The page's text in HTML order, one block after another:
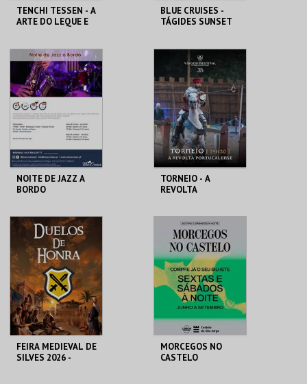
TENCHI TESSEN - A
ARTE DO LEQUE E
MUSEU DO ORIENTE.
MAIS INFO
INSCREVER
BLUE CRUISES -
TÁGIDES SUNSET
BLUE CRUISES
MAIS INFO
COMPRAR
NOITE DE JAZZ A
BORDO
BLUE CRUISES
MAIS INFO
COMPRAR
TORNEIO - A
REVOLTA
SANTA MARIA DA
FEIRA
MAIS INFO
COMPRAR
FEIRA MEDIEVAL DE
SILVES 2026 -
MORCEGOS NO
CASTELO